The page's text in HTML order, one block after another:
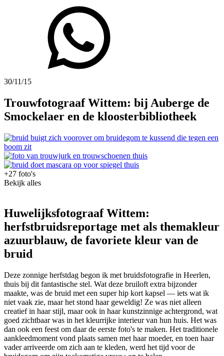
30/11/15
Trouwfotograaf Wittem: bij Auberge de
Smockelaer en de kloosterbibliotheek
+27 foto's
Bekijk alles
Huwelijksfotograaf Wittem:
herfstbruidsreportage met als themakleur
azuurblauw, de favoriete kleur van de
bruid
Deze zonnige herfstdag begon ik met bruidsfotografie in Heerlen,
thuis bij dit fantastische stel. Wat deze bruiloft extra bijzonder
maakte, was de bruid met een super hip kort kapsel — iets wat ik
niet vaak zie, maar het stond haar geweldig! Ze was niet alleen
creatief in haar stijl, maar ook in haar kunstzinnige achtergrond, wat
goed zichtbaar was in het kleurrijke interieur van hun huis. Het was
dan ook een feest om daar de eerste foto's te maken. Het traditionele
aankleedmoment vond plaats samen met haar moeder, en toen haar
vader arriveerde om zich aan te kleden, werd het tijd voor de